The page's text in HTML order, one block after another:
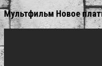
Мультфильм Новое